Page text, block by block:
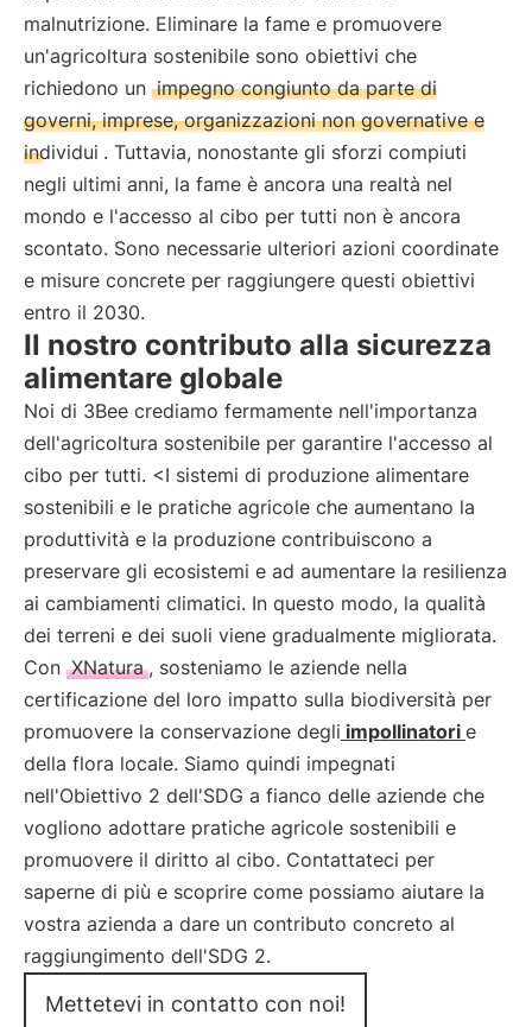
malnutrizione. Eliminare la fame e promuovere
un'agricoltura sostenibile sono obiettivi che
richiedono un impegno congiunto da parte di
governi, imprese, organizzazioni non governative e
individui . Tuttavia, nonostante gli sforzi compiuti
negli ultimi anni, la fame è ancora una realtà nel
mondo e l'accesso al cibo per tutti non è ancora
scontato. Sono necessarie ulteriori azioni coordinate
e misure concrete per raggiungere questi obiettivi
entro il 2030.
Il nostro contributo alla sicurezza
alimentare globale
Noi di 3Bee crediamo fermamente nell'importanza
dell'agricoltura sostenibile per garantire l'accesso al
cibo per tutti. <I sistemi di produzione alimentare
sostenibili e le pratiche agricole che aumentano la
produttività e la produzione contribuiscono a
preservare gli ecosistemi e ad aumentare la resilienza
ai cambiamenti climatici. In questo modo, la qualità
dei terreni e dei suoli viene gradualmente migliorata.
Con XNatura , sosteniamo le aziende nella
certificazione del loro impatto sulla biodiversità per
promuovere la conservazione degli impollinatori e
della flora locale. Siamo quindi impegnati
nell'Obiettivo 2 dell'SDG a fianco delle aziende che
vogliono adottare pratiche agricole sostenibili e
promuovere il diritto al cibo. Contattateci per
saperne di più e scoprire come possiamo aiutare la
vostra azienda a dare un contributo concreto al
raggiungimento dell'SDG 2.
Mettetevi in contatto con noi!